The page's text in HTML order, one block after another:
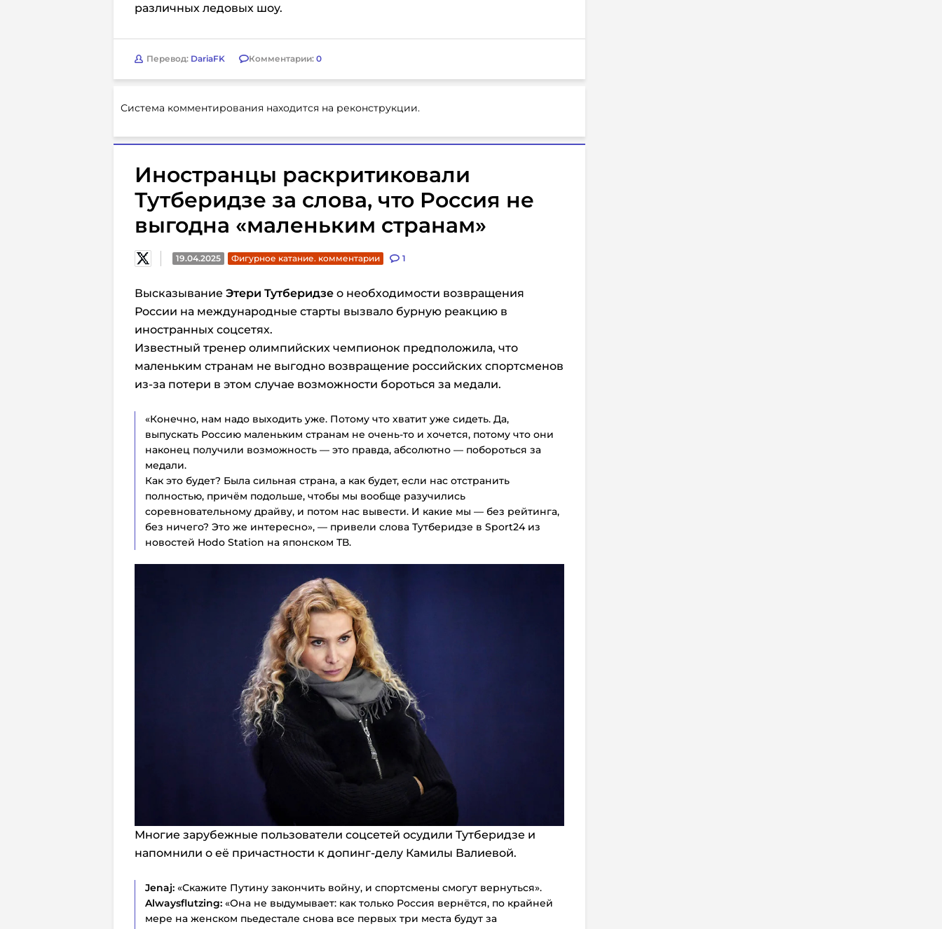
различных ледовых шоу.
Перевод: DariaFK Комментарии: 0
Система комментирования находится на реконструкции.
Иностранцы раскритиковали
Тутберидзе за слова, что Россия не
выгодна «маленьким странам»
19.04.2025 Фигурное катание. комментарии 1
Высказывание Этери Тутберидзе о необходимости возвращения
России на международные старты вызвало бурную реакцию в
иностранных соцсетях.
Известный тренер олимпийских чемпионок предположила, что
маленьким странам не выгодно возвращение российских спортсменов
из-за потери в этом случае возможности бороться за медали.
«Конечно, нам надо выходить уже. Потому что хватит уже сидеть. Да,
выпускать Россию маленьким странам не очень-то и хочется, потому что они
наконец получили возможность — это правда, абсолютно — побороться за
медали.
Как это будет? Была сильная страна, а как будет, если нас отстранить
полностью, причём подольше, чтобы мы вообще разучились
соревновательному драйву, и потом нас вывести. И какие мы — без рейтинга,
без ничего? Это же интересно», — привели слова Тутберидзе в Sport24 из
новостей Hodo Station на японском ТВ.
Многие зарубежные пользователи соцсетей осудили Тутберидзе и
напомнили о её причастности к допинг-делу Камилы Валиевой.
Jenaj: «Скажите Путину закончить войну, и спортсмены смогут вернуться».
Alwaysflutzing: «Она не выдумывает: как только Россия вернётся, по крайней
мере на женском пьедестале снова все первых три места будут за